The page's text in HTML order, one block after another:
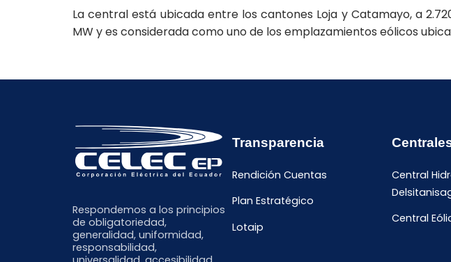
La central está ubicada entre los cantones Loja y Catamayo, a
MW y es considerada como uno de los emplazamientos eólicos
Respondemos a los principios
de obligatoriedad,
generalidad, uniformidad,
responsabilidad,
Transparencia
Rendición Cuentas
Plan Estratégico
Lotaip
Central
Central